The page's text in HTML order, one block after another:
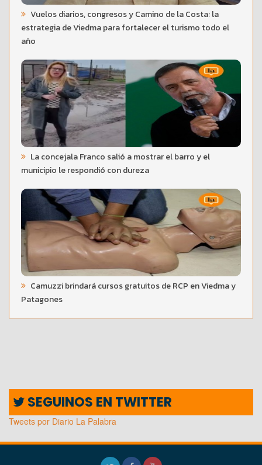
Vuelos diarios, congresos y Camino de la Costa: la
estrategia de Viedma para fortalecer el turismo todo el
año
La concejala Franco salió a mostrar el barro y el
municipio le respondió con dureza
Camuzzi brindará cursos gratuitos de RCP en Viedma y
Patagones
SEGUINOS EN TWITTER
Tweets por Diario La Palabra